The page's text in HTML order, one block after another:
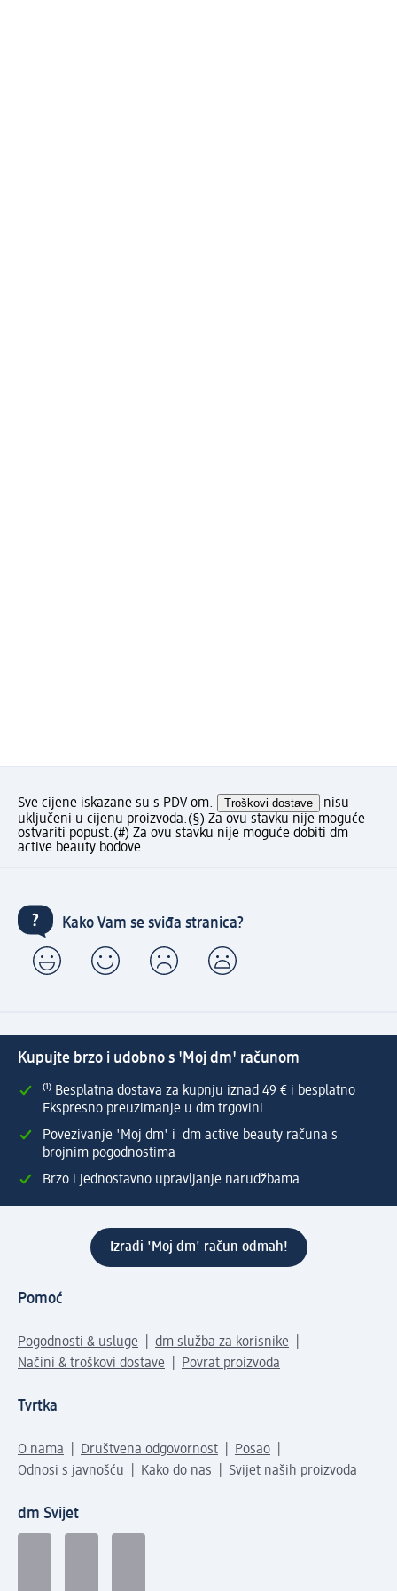
Sve cijene iskazane su s PDV-om. Troškovi dostave
nisu
uključeni u cijenu proizvoda.(§) Za ovu stavku nije moguće
ostvariti popust.(#) Za ovu stavku nije moguće dobiti dm
active beauty bodove.
Kako Vam se sviđa stranica?
Kupujte brzo i udobno s 'Moj dm' računom
⁽¹⁾ Besplatna dostava za kupnju iznad 49 € i besplatno
Ekspresno preuzimanje u dm trgovini
Povezivanje 'Moj dm' i dm active beauty računa s
brojnim pogodnostima
Brzo i jednostavno upravljanje narudžbama
Izradi 'Moj dm' račun odmah!
Pomoć
Pogodnosti & usluge
dm služba za korisnike
Načini & troškovi dostave
Povrat proizvoda
Tvrtka
O nama Društvena odgovornost
Posao
Odnosi s javnošću
Kako do nas Svijet naših proizvoda
dm Svijet